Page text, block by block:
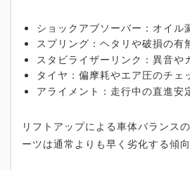
ショックアブソーバー：オイル
スプリング：ヘタリや破損の有
スタビライザーリンク：異音や
タイヤ：偏摩耗やエア圧のチェ
アライメント：走行中の直進安
リフトアップによる車体バランス
ーツは通常よりも早く劣化する傾向